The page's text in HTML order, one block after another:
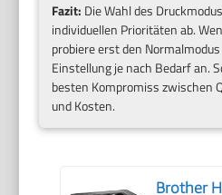
Fazit: Die Wahl des
individuellen Prioritäten ab.
probiere erst den
Einstellung je nach Bedarf an.
besten Kompromiss zwischen
und Kosten.
Brother